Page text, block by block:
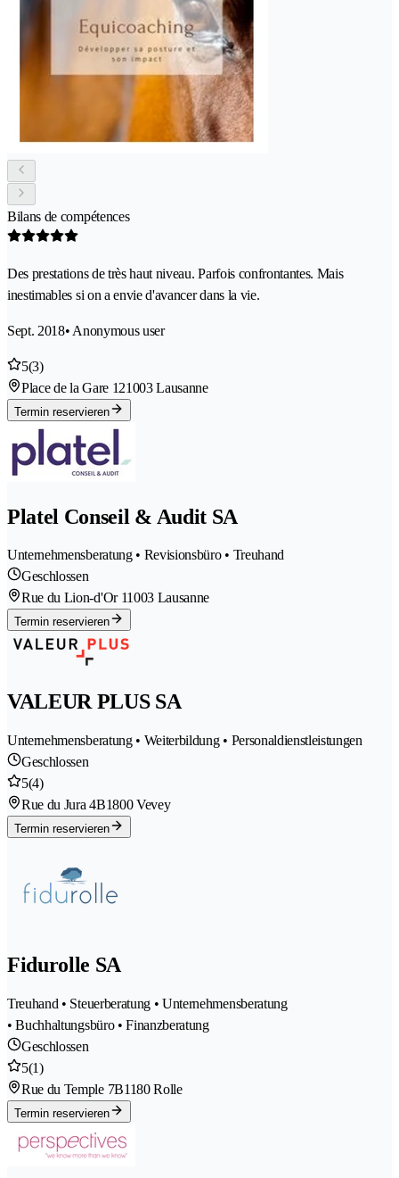
Bilans de compétences
Des prestations de très haut niveau. Parfois confrontantes. Mais
inestimables si on a envie d'avancer dans la vie.
Sept. 2018• Anonymous user
5(3)
Place de la Gare 121003 Lausanne
Termin reservieren
Platel Conseil & Audit SA
Unternehmensberatung • Revisionsbüro • Treuhand
Geschlossen
Rue du Lion-d'Or 11003 Lausanne
Termin reservieren
VALEUR PLUS SA
Unternehmensberatung • Weiterbildung • Personaldienstleistungen
Geschlossen
5(4)
Rue du Jura 4B1800 Vevey
Termin reservieren
Fidurolle SA
Treuhand • Steuerberatung • Unternehmensberatung
• Buchhaltungsbüro • Finanzberatung
Geschlossen
5(1)
Rue du Temple 7B1180 Rolle
Termin reservieren